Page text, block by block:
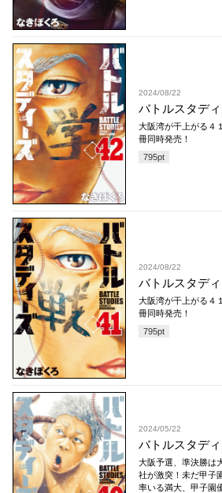
2024/08/22
バトルスタディ
大阪湾が干上がる４
冊同時発売！
795pt
2024/08/22
バトルスタディ
大阪湾が干上がる４
冊同時発売！
795pt
2024/05/22
バトルスタディ
大阪予選、準決勝は
社が激突！未だ甲子
率いる満大、甲子園